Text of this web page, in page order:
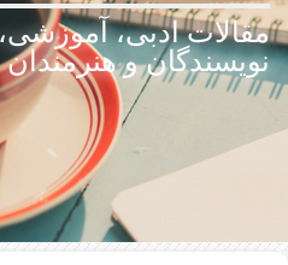
مقالات ادبی،
نویسندگان و هنرمندان